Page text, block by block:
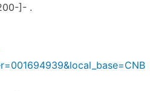
]- .